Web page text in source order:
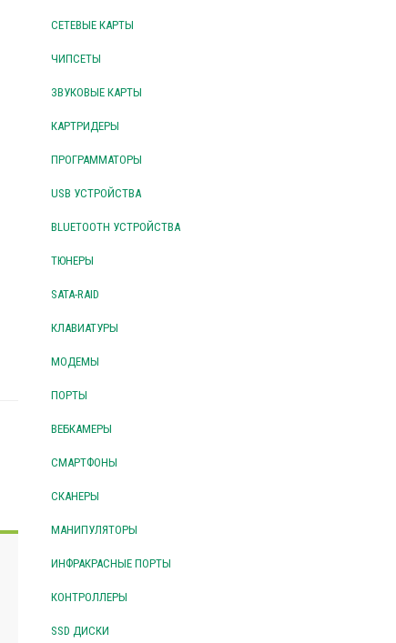
СЕТЕВЫЕ КАРТЫ
ЧИПСЕТЫ
ЗВУКОВЫЕ КАРТЫ
КАРТРИДЕРЫ
ПРОГРАММАТОРЫ
USB УСТРОЙСТВА
BLUETOOTH УСТРОЙСТВА
ТЮНЕРЫ
SATA-RAID
КЛАВИАТУРЫ
МОДЕМЫ
ПОРТЫ
ВЕБКАМЕРЫ
СМАРТФОНЫ
СКАНЕРЫ
МАНИПУЛЯТОРЫ
ИНФРАКРАСНЫЕ ПОРТЫ
КОНТРОЛЛЕРЫ
SSD ДИСКИ